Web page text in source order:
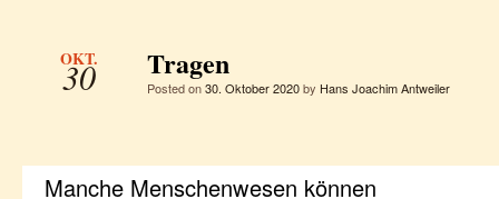
OKT.
30 Tragen
Posted on30. Oktober 2020by Hans Joachim Antweiler
Manche Menschenwesen können